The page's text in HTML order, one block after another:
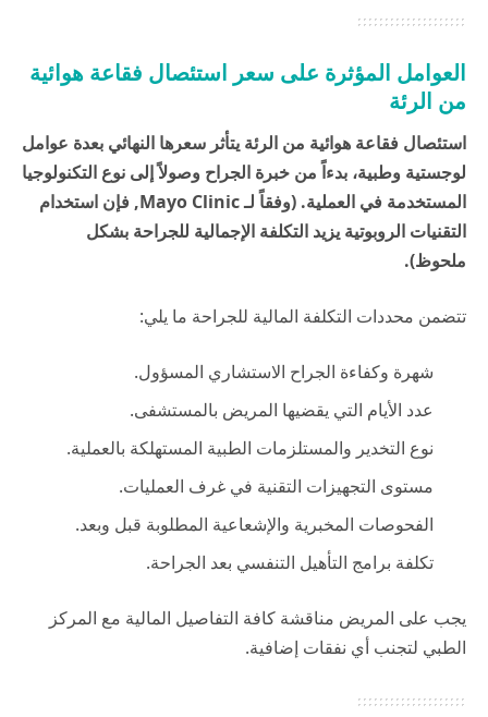
العوامل المؤثرة على سعر استئصال فقاعة هوائية
من الرئة
استئصال فقاعة هوائية من الرئة يتأثر سعرها النهائي بعدة عوامل
لوجستية وطبية، بدءاً من خبرة الجراح وصولاً إلى نوع التكنولوجيا
المستخدمة في العملية. (وفقاً لـMayo Clinic, فإن استخدام
التقنيات الروبوتية يزيد التكلفة الإجمالية للجراحة بشكل
ملحوظ).
تتضمن محددات التكلفة المالية للجراحة ما يلي:
شهرة وكفاءة الجراح الاستشاري المسؤول.
عدد الأيام التي يقضيها المريض بالمستشفى.
نوع التخدير والمستلزمات الطبية المستهلكة بالعملية.
مستوى التجهيزات التقنية في غرف العمليات.
الفحوصات المخبرية والإشعاعية المطلوبة قبل وبعد.
تكلفة برامج التأهيل التنفسي بعد الجراحة.
يجب على المريض مناقشة كافة التفاصيل المالية مع المركز
الطبي لتجنب أي نفقات إضافية.